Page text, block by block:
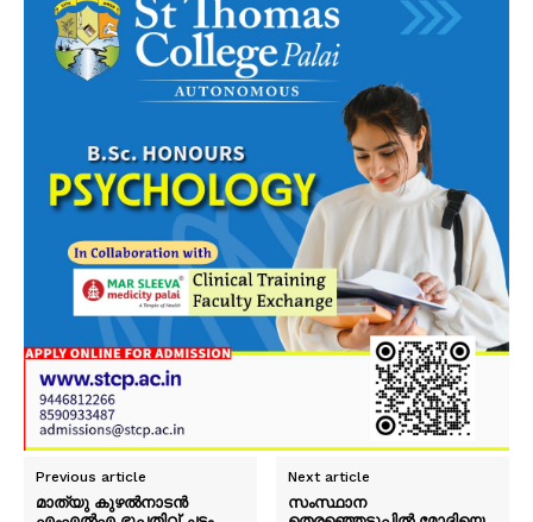
PALA VISION
Previous article
മാത്യു കുഴൽനാടൻ
Next article
സംസ്ഥാന